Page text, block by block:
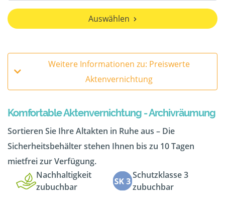
Auswählen
Weitere Informationen zu: Preiswerte
Aktenvernichtung
Komfortable Aktenvernichtung - Archivräumung
Sortieren Sie Ihre Altakten in Ruhe aus – Die
Sicherheitsbehälter stehen Ihnen bis zu 10 Tagen
mietfrei zur Verfügung.
Nachhaltigkeit
zubuchbar
Schutzklasse 3
zubuchbar